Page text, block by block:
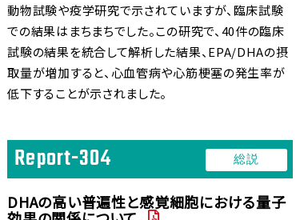
●DHAに関する総説の内容を追加いたしました。
Report-301（総説）
●DHAによる作用機序に関する内容を追加いたしま
した。
Report-016（作用機序）～Report-018（作用機
●DHAによる臨床試験に関する内容を追加いたしま
した。
Report-107（臨床試験）～Report-114（臨床試
験）
動物試験や疫学研究で示されていますが、臨床試験
での結果はまちまちでした。この研究で、40件の臨床
試験の結果を統合して解析した結果、EPA/DHAの摂
取量が増加すると、心血管病や心筋梗塞の発生率が
低下することが示されました。
Report-304 総説
DHAの高い普遍性と感覚細胞における量子